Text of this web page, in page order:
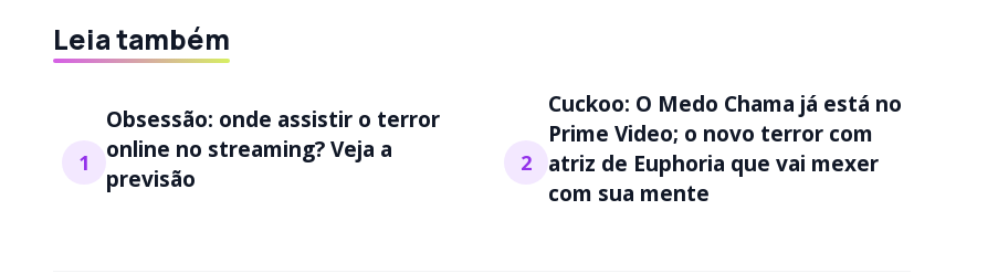
Leia também
1
Obsessão: onde assistir o terror
online no streaming? Veja a
previsão
2
Cuckoo: O Medo Chama já está no
Prime Video; o novo terror com
atriz de Euphoria que vai mexer
com sua mente